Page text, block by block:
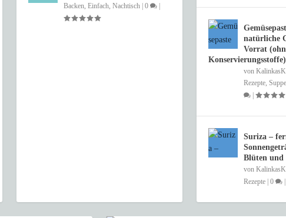
Backen, Einfach, Nachtisch| 0 |
natürliche
Vorrat
Konservierungsstoffe)
von
Rezepte,
|
Suriza –
Blüten und
von
Rezepte| 0 |